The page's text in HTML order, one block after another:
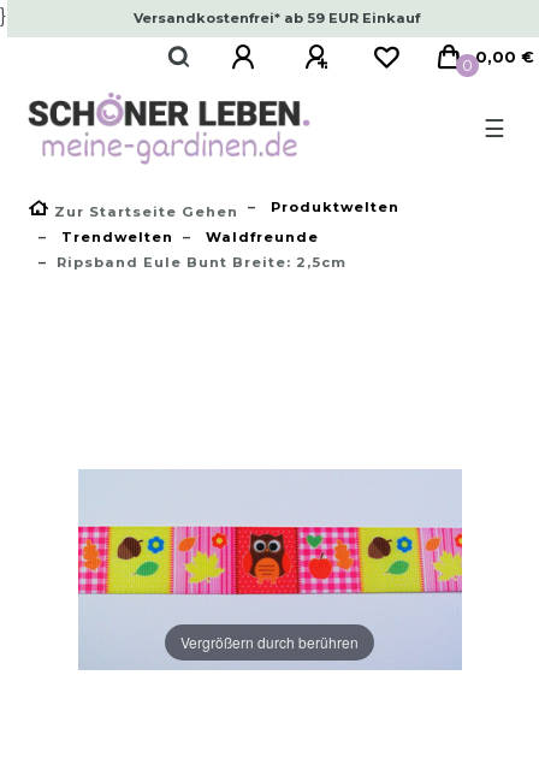
} Versandkostenfrei* ab 59 EUR Einkauf
0 0,00 €
☰
Zur Startseite Gehen
Produktwelten
Trendwelten
Waldfreunde
Ripsband Eule Bunt Breite: 2,5cm
Vergrößern durch berühren